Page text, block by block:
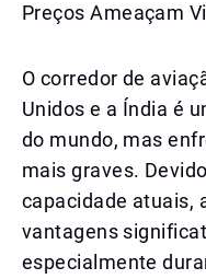
Preços Ameaçam
O corredor de
Unidos e a Índia é
do mundo, mas
mais graves.
capacidade atuais,
vantagens
especialmente